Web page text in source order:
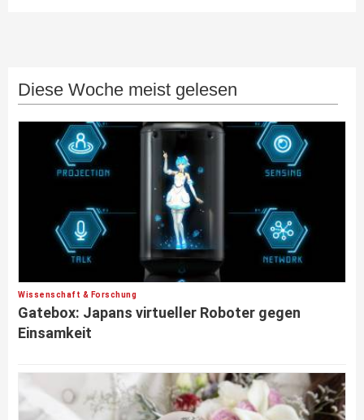
Diese Woche meist gelesen
Wissenschaft & Forschung
Gatebox: Japans virtueller Roboter gegen
Einsamkeit